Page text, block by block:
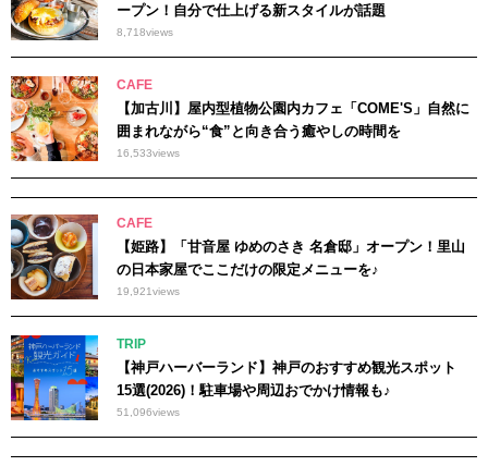
ープン！自分で仕上げる新スタイルが話題
8,718views
CAFE
【加古川】屋内型植物公園内カフェ「COME'S」自然に
囲まれながら“食”と向き合う癒やしの時間を
16,533views
CAFE
【姫路】「甘音屋 ゆめのさき 名倉邸」オープン！里山
の日本家屋でここだけの限定メニューを♪
19,921views
TRIP
【神戸ハーバーランド】神戸のおすすめ観光スポット
15選(2026)！駐車場や周辺おでかけ情報も♪
51,096views